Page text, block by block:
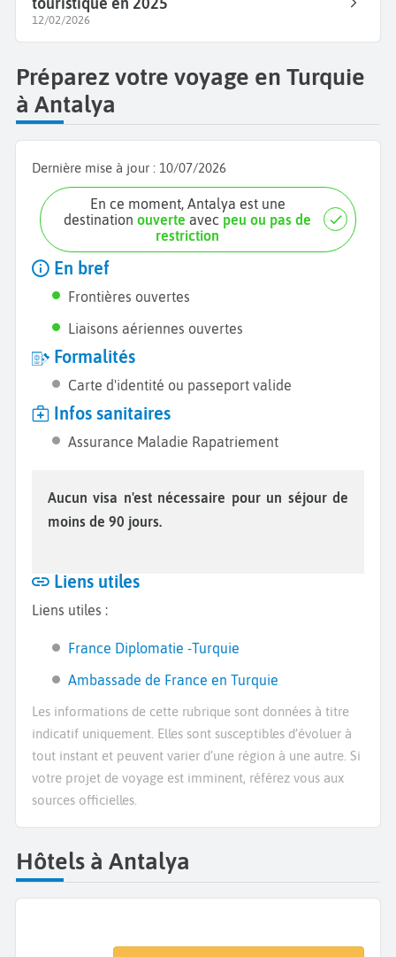
12/02/2026
Préparez votre voyage en Turquie
à Antalya
Dernière mise à jour : 10/07/2026
En ce moment, Antalya est une
destinationouverte avec peu ou pas de
restriction
En bref
Frontières ouvertes
Liaisons aériennes ouvertes
Formalités
Carte d'identité ou passeport valide
Infos sanitaires
Assurance Maladie Rapatriement
Aucun visa n'est nécessaire pour un séjour de
moins de 90 jours.
Liens utiles
Liens utiles :
France Diplomatie -Turquie
Ambassade de France en Turquie
Les informations de cette rubrique sont données à titre
indicatif uniquement. Elles sont susceptibles d’évoluer à
tout instant et peuvent varier d’une région à une autre. Si
votre projet de voyage est imminent, référez vous aux
sources officielles.
Hôtels à Antalya